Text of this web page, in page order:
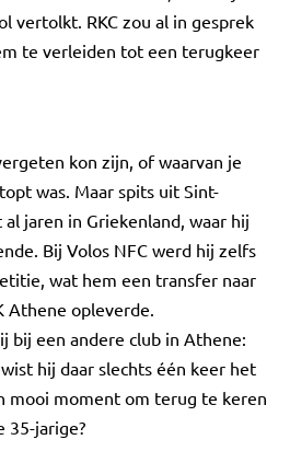
vertolkt. RKC zou al in gesprek
te verleiden tot een terugkeer
kon zijn, of waarvan je
was. Maar spits uit Sint-
jaren in Griekenland, waar hij
Bij Volos NFC werd hij zelfs
wat hem een transfer naar
Athene opleverde.
bij een andere club in Athene:
hij daar slechts één keer het
mooi moment om terug te keren
35-jarige?